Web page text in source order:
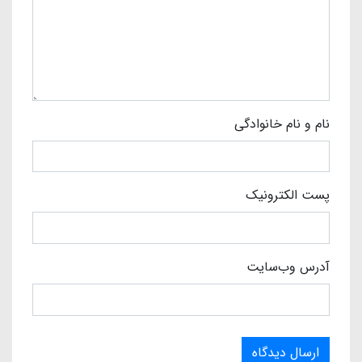
نام و نام خانوادگی
پست الکترونیک
آدرس وب‌سایت
ارسال دیدگاه